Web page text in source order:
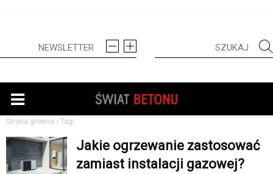
Strona główna Tagi
Jakie ogrzewanie zastosować
zamiast instalacji gazowej?